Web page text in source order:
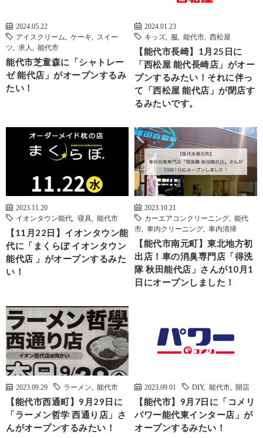
2024.05.22
アイスクリーム
ケーキ
スイー
ツ
求人 能代市
能代市芝童森に「シャトレー
ゼ 能代店」がオープンするみ
たい！
2024.01.23
キッズ
服 能代市 西松屋
【能代市長崎】1月25日に
「西松屋 能代長崎店」がオー
プンするみたい！それに伴っ
て「西松屋 能代店」が閉店す
るみたいです。
2023.11.20
イオンタウン能代
寝具 能代市
【11月22日】イオンタウン能
代に「まくらぼ イオンタウン
能代店 」がオープンするみた
い！
2023.10.21
カーエアコンクリーニング
能代
市
車内クリーニング 車内清掃
【能代市南元町】東北地方初
出店！車の消臭専門店「得洗
隊 秋田能代店」さんが10月1
日にオープンしました！
2023.09.29 ラーメン 能代市
【能代市西通町】9月29日に
「ラーメン哲学 西通り店」さ
んがオープンするみたい！
2023.09.01 DIY, 能代市 開店
【能代市】9月7日に「コメリ
パワー能代東インター店」が
オープンするみたい！